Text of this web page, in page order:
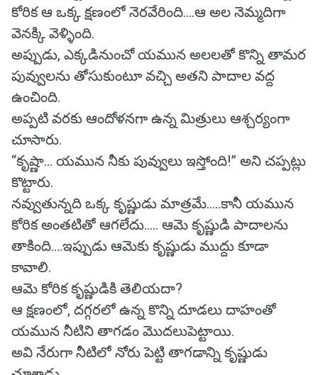
కోరిక ఆ ఒక్క క్షణంలో నెరవేరింది....ఆ అల నెమ్మదిగా
వెనక్కి వెళ్ళింది.
అప్పుడు, ఎక్కడినుంచో యమున అలలతో కొన్ని తామర
పువ్వులను తోసుకుంటూ వచ్చి అతని పాదాల వద్ద
ఉంచింది.
అప్పటి వరకు ఆందోళనగా ఉన్న మిత్రులు ఆశ్చర్యంగా
చూసారు.
“కృష్ణా... యమున నీకు పువ్వులు ఇస్తోంది!” అని చప్పట్లు
కొట్టారు.
నవ్వుతున్నది ఒక్క కృష్ణుడు మాత్రమే.....కానీ యమున
కోరిక అంతటితో ఆగలేదు..... ఆమె కృష్ణుడి పాదాలను
తాకింది....ఇప్పుడు ఆమెకు కృష్ణుడు ముద్దు కూడా
కావాలి.
ఆమె కోరిక కృష్ణుడికి తెలియదా?
ఆ క్షణంలో, దగ్గరలో ఉన్న కొన్ని దూడలు దాహంతో
యమున నీటిని తాగడం మొదలుపెట్టాయి.
అవి నేరుగా నీటిలో నోరు పెట్టి తాగడాన్ని కృష్ణుడు